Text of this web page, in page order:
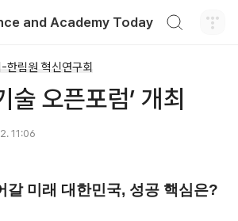
and Academy Today
한림원 혁신연구회
술 오픈포럼’ 개최
11:06
갈 미래 대한민국, 성공 핵심은?